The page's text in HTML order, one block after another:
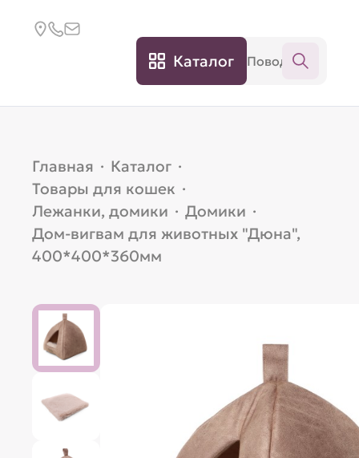
Каталог
Главная · Каталог ·
Товары для кошек ·
Лежанки, домики · Домики ·
Дом-вигвам для животных "Дюна",
400*400*360мм